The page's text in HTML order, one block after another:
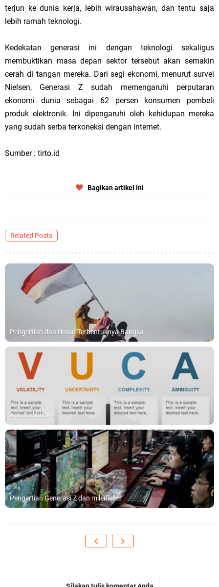
terjun ke dunia kerja, lebih wirausahawan, dan tentu saja
lebih ramah teknologi.
Kedekatan generasi ini dengan teknologi sekaligus
membuktikan masa depan sektor tersebut akan semakin
cerah di tangan mereka. Dari segi ekonomi, menurut survei
Nielsen, Generasi Z sudah memengaruhi perputaran
ekonomi dunia sebagai 62 persen konsumen pembeli
produk elektronik. Ini dipengaruhi oleh kehidupan mereka
yang sudah serba terkoneksi dengan internet.
Sumber : tirto.id
Bagikan artikel ini
Related Posts
Pengertian dan Unsur Terbentuknya Bangsa
Apa itu VUCA ?
Pengertian Generasi Z dan milenial